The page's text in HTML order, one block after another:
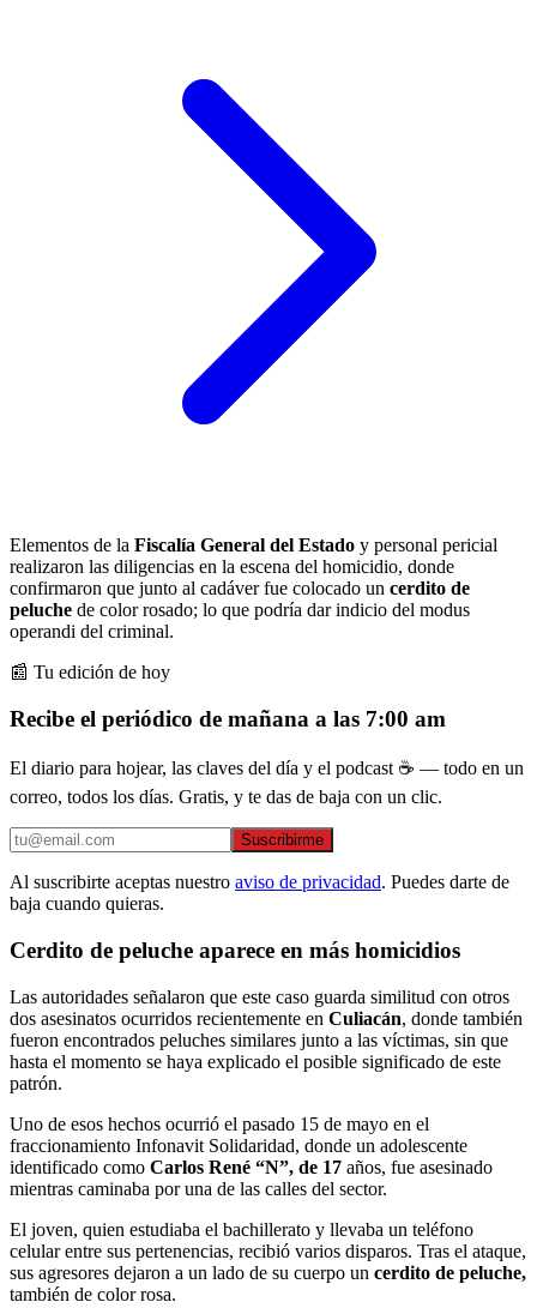
Elementos de la Fiscalía General del Estado y personal pericial
realizaron las diligencias en la escena del homicidio, donde
confirmaron que junto al cadáver fue colocado un cerdito de
peluche de color rosado; lo que podría dar indicio del modus
operandi del criminal.
📰 Tu edición de hoy
Recibe el periódico de mañana a las 7:00 am
El diario para hojear, las claves del día y el podcast ☕ — todo en un
correo, todos los días. Gratis, y te das de baja con un clic.
Suscribirme
Al suscribirte aceptas nuestro aviso de privacidad. Puedes darte de
baja cuando quieras.
Cerdito de peluche aparece en más homicidios
Las autoridades señalaron que este caso guarda similitud con otros
dos asesinatos ocurridos recientemente en Culiacán, donde también
fueron encontrados peluches similares junto a las víctimas, sin que
hasta el momento se haya explicado el posible significado de este
patrón.
Uno de esos hechos ocurrió el pasado 15 de mayo en el
fraccionamiento Infonavit Solidaridad, donde un adolescente
identificado como Carlos René “N”, de 17 años, fue asesinado
mientras caminaba por una de las calles del sector.
El joven, quien estudiaba el bachillerato y llevaba un teléfono
celular entre sus pertenencias, recibió varios disparos. Tras el ataque,
sus agresores dejaron a un lado de su cuerpo un cerdito de peluche,
también de color rosa.